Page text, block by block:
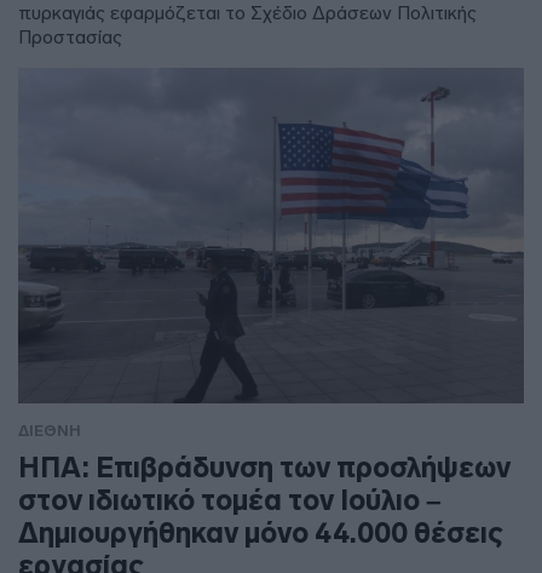
πυρκαγιάς εφαρμόζεται το Σχέδιο Δράσεων Πολιτικής
Προστασίας
ΔΙΕΘΝΗ
ΗΠΑ: Επιβράδυνση των προσλήψεων
στον ιδιωτικό τομέα τον Ιούλιο –
Δημιουργήθηκαν μόνο 44.000 θέσεις
εργασίας